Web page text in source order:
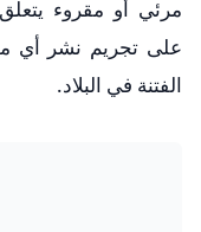
مرئي أو مقروء
على تجريم نشر أي
الفتنة في البلاد.